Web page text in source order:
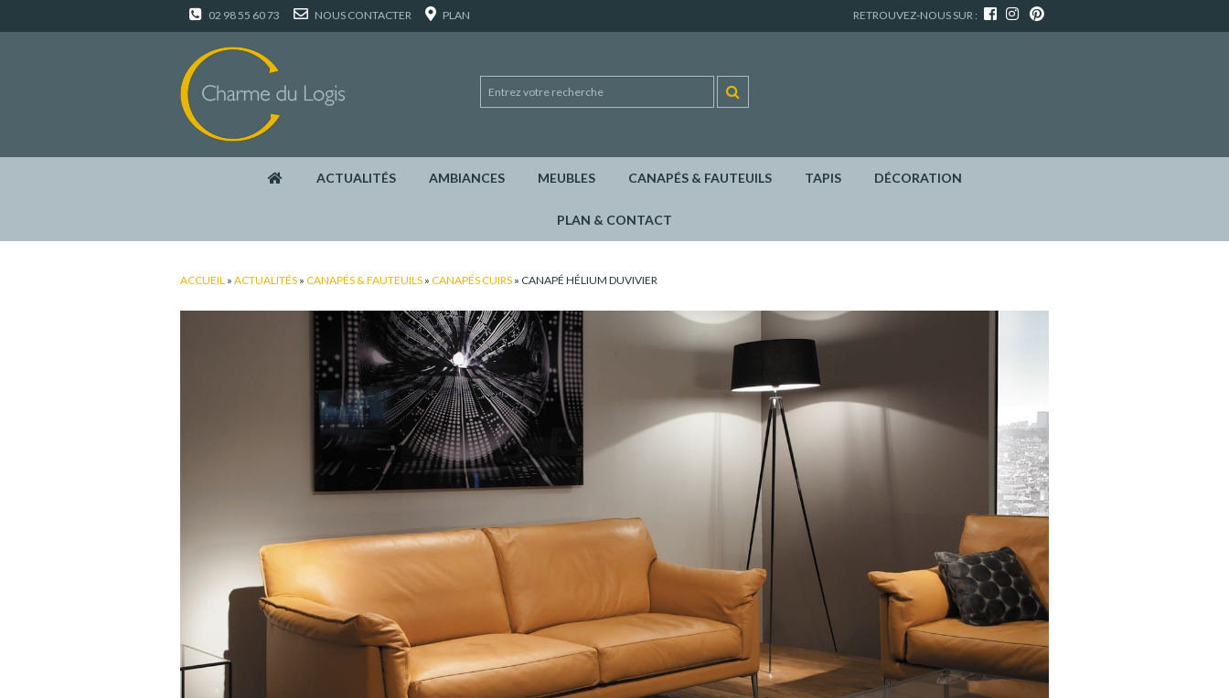
02 98 55 60 73 NOUS CONTACTER PLAN RETROUVEZ-NOUS SUR :
ACTUALITÉS AMBIANCES MEUBLES CANAPÉS & FAUTEUILS TAPIS DÉCORATION
PLAN & CONTACT
ACCUEIL » ACTUALITÉS » CANAPÉS & FAUTEUILS » CANAPÉS CUIRS » CANAPÉ HÉLIUM DUVIVIER